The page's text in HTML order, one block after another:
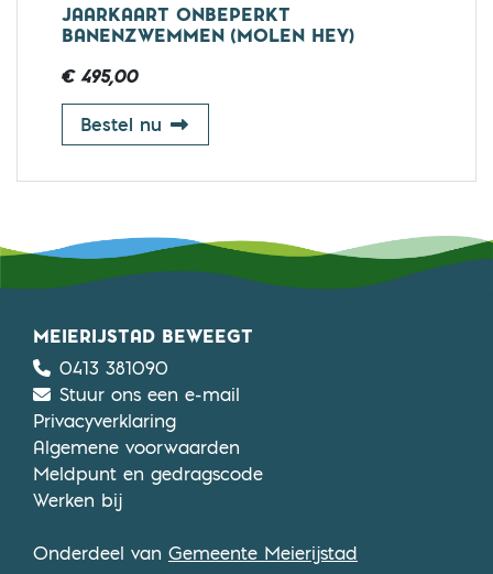
JAARKAART ONBEPERKT
BANENZWEMMEN (MOLEN HEY)
€ 495,00
Bestel nu jaarkaart onbeperkt
MEIERIJSTAD BEWEEGT
0413 381090
Stuur ons een e-mail
Privacyverklaring
Algemene voorwaarden
Meldpunt en gedragscode
Werken bij
Onderdeel van Gemeente Meierijstad